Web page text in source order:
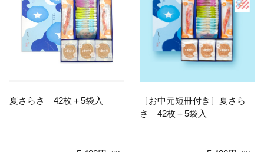
夏さらさ 42枚＋5袋入
［お中元短冊付き］夏さら
さ 42枚＋5袋入